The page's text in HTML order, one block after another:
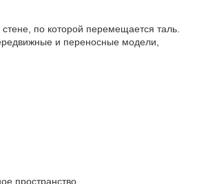
по которой перемещается таль.
и переносные модели,
пространство